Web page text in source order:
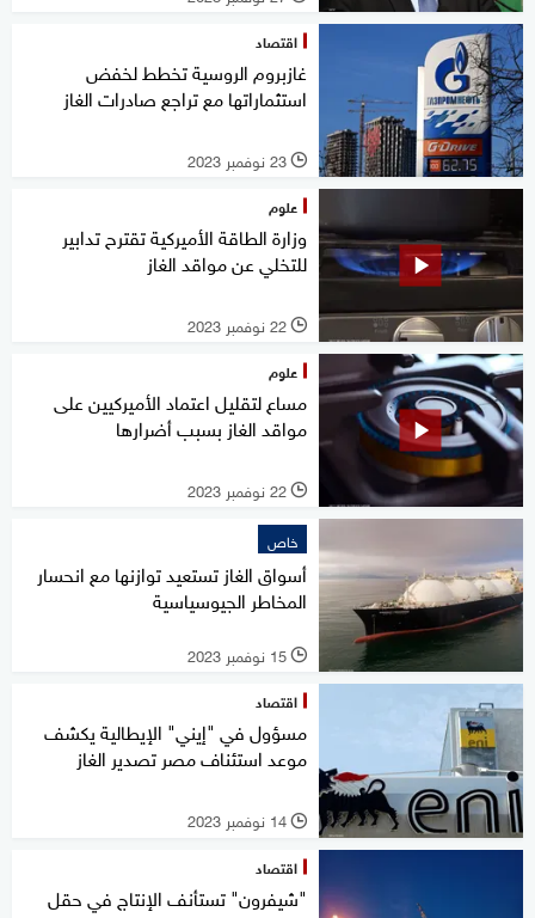
اقتصاد
غازبروم الروسية تخطط لخفض
استثماراتها مع تراجع صادرات الغاز
l 23 نوفمبر 2023
علوم
وزارة الطاقة الأميركية تقترح تدابير
للتخلي عن مواقد الغاز
l 22 نوفمبر 2023
علوم
مساع لتقليل اعتماد الأميركيين على
مواقد الغاز بسبب أضرارها
l 22 نوفمبر 2023
خاص
أسواق الغاز تستعيد توازنها مع انحسار
المخاطر الجيوسياسية
l 15 نوفمبر 2023
اقتصاد
مسؤول في "إيني" الإيطالية يكشف
موعد استئناف مصر تصدير الغاز
l 14 نوفمبر 2023
اقتصاد
"شيفرون" تستأنف الإنتاج في حقل